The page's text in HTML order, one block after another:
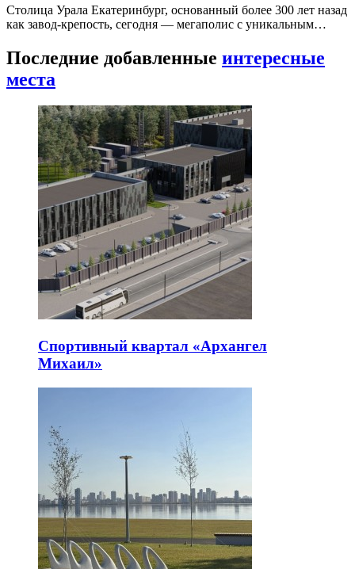
Столица Урала Екатеринбург, основанный более 300 лет назад
как завод-крепость, сегодня — мегаполис с уникальным…
Последние добавленные интересные
места
Спортивный квартал «Архангел
Михаил»